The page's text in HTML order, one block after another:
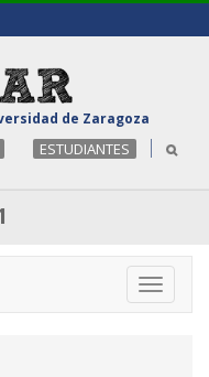
de Zaragoza
ESTUDIANTES
Toggle